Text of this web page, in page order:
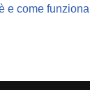
e come funziona